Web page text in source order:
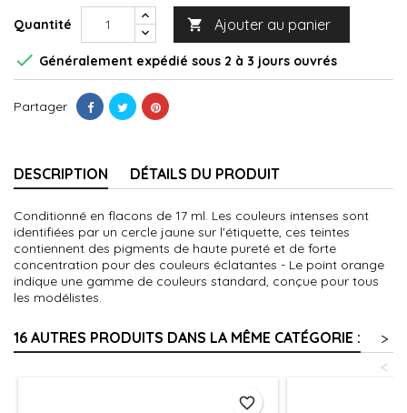
Quantité  Ajouter au panier
 Généralement expédié sous 2 à 3 jours ouvrés
Partager
DESCRIPTION DÉTAILS DU PRODUIT
Conditionné en flacons de 17 ml. Les couleurs intenses sont
identifiées par un cercle jaune sur l'étiquette, ces teintes
contiennent des pigments de haute pureté et de forte
concentration pour des couleurs éclatantes - Le point orange
indique une gamme de couleurs standard, conçue pour tous
les modélistes.
16 AUTRES PRODUITS DANS LA MÊME CATÉGORIE :
>
<
favorite_border